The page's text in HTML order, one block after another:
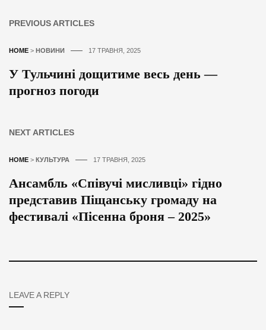
PREVIOUS ARTICLES
HOME > НОВИНИ 17 ТРАВНЯ, 2025
У Тульчині дощитиме весь день —
прогноз погоди
NEXT ARTICLES
HOME > КУЛЬТУРА 17 ТРАВНЯ, 2025
Ансамбль «Співучі мисливці» гідно
представив Піщанську громаду на
фестивалі «Пісенна броня – 2025»
LEAVE A REPLY